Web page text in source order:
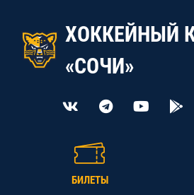
ХОККЕЙНЫЙ
«СОЧИ»
БИЛЕТЫ